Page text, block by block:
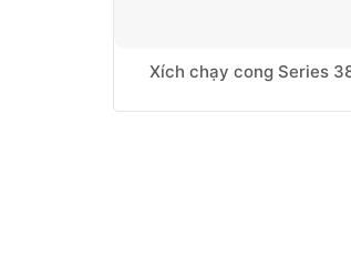
Xích chạy cong Series